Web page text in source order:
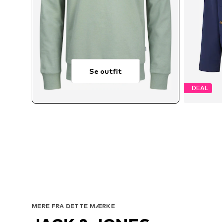
Se outfit
DEAL
MERE FRA DETTE MÆRKE